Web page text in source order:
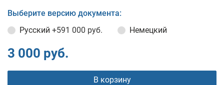
Выберите версию документа:
Русский +591 000 руб. Немецкий
3 000 руб.
В корзину